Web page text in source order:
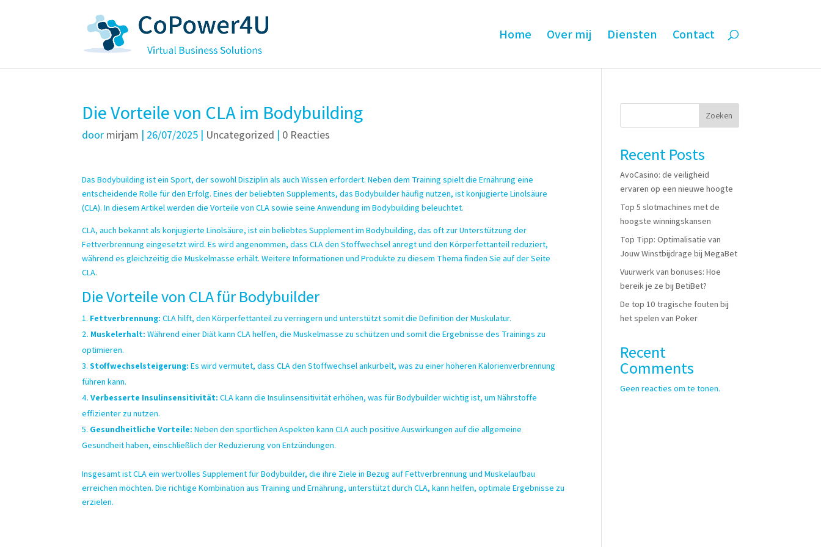
Home Over mij Diensten Contact
Die Vorteile von CLA im Bodybuilding
door mirjam | 26/07/2025 | Uncategorized | 0 Reacties
Das Bodybuilding ist ein Sport, der sowohl Disziplin als auch Wissen erfordert. Neben dem Training spielt die Ernährung eine
entscheidende Rolle für den Erfolg. Eines der beliebten Supplements, das Bodybuilder häufig nutzen, ist konjugierte Linolsäure
(CLA). In diesem Artikel werden die Vorteile von CLA sowie seine Anwendung im Bodybuilding beleuchtet.
CLA, auch bekannt als konjugierte Linolsäure, ist ein beliebtes Supplement im Bodybuilding, das oft zur Unterstützung der
Fettverbrennung eingesetzt wird. Es wird angenommen, dass CLA den Stoffwechsel anregt und den Körperfettanteil reduziert,
während es gleichzeitig die Muskelmasse erhält. Weitere Informationen und Produkte zu diesem Thema finden Sie auf der Seite
CLA.
Die Vorteile von CLA für Bodybuilder
Fettverbrennung: CLA hilft, den Körperfettanteil zu verringern und unterstützt somit die Definition der Muskulatur.
Muskelerhalt: Während einer Diät kann CLA helfen, die Muskelmasse zu schützen und somit die Ergebnisse des Trainings zu
optimieren.
Stoffwechselsteigerung: Es wird vermutet, dass CLA den Stoffwechsel ankurbelt, was zu einer höheren Kalorienverbrennung
führen kann.
Verbesserte Insulinsensitivität: CLA kann die Insulinsensitivität erhöhen, was für Bodybuilder wichtig ist, um Nährstoffe
effizienter zu nutzen.
Gesundheitliche Vorteile: Neben den sportlichen Aspekten kann CLA auch positive Auswirkungen auf die allgemeine
Gesundheit haben, einschließlich der Reduzierung von Entzündungen.
Insgesamt ist CLA ein wertvolles Supplement für Bodybuilder, die ihre Ziele in Bezug auf Fettverbrennung und Muskelaufbau
erreichen möchten. Die richtige Kombination aus Training und Ernährung, unterstützt durch CLA, kann helfen, optimale Ergebnisse zu
erzielen.
Zoeken
Recent Posts
AvoCasino: de veiligheid
ervaren op een nieuwe hoogte
Top 5 slotmachines met de
hoogste winningskansen
Top Tipp: Optimalisatie van
Jouw Winstbijdrage bij MegaBet
Vuurwerk van bonuses: Hoe
bereik je ze bij BetiBet?
De top 10 tragische fouten bij
het spelen van Poker
Recent
Comments
Geen reacties om te tonen.